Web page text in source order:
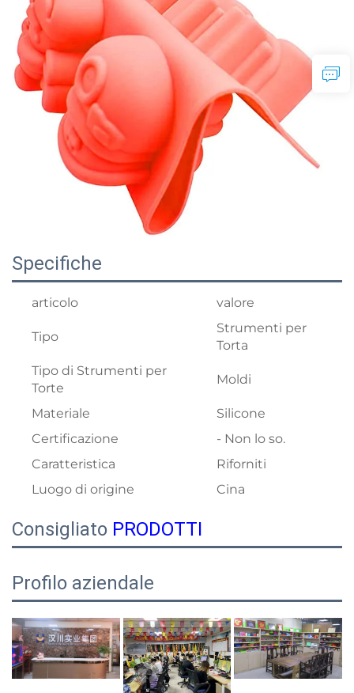
Specifiche
articolo valore
Tipo
Strumenti per
Torta
Tipo di Strumenti per
Torte
Moldi
Materiale
Silicone
Certificazione
- Non lo so.
Caratteristica
Riforniti
Luogo di origine
Cina
Consigliato PRODOTTI
Profilo aziendale